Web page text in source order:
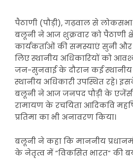
पैठाणी (पौड़ी), गढ़वाल से
बलूनी ने आज शुक्रवार को पैठाणी
कार्यकर्ताओं की समस्याएं सुनी
लिए स्थानीय अधिकारियों को
जन-सुनवाई के दौरान कई स्थानीय
स्थानीय अधिकारी उपस्थित रहे।
बलूनी ने आज जनपद पौड़ी के
रामायण के रचयिता आदिकवि
प्रतिमा का भी अनावरण किया।
बलूनी ने कहा कि माननीय
के नेतृत्व में “विकसित भारत” की